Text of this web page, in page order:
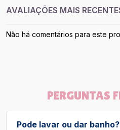
AVALIAÇÕES MAIS
Não há comentários para este
PERGUNTAS
Pode lavar ou dar banho?